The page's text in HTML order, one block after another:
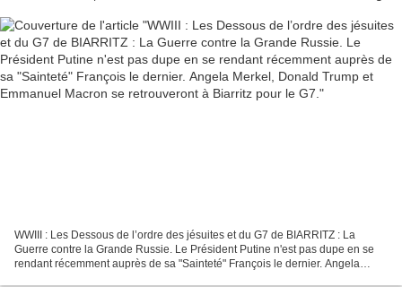
à Biarritz pour le G7.
WWIII : Les Dessous de l’ordre des jésuites et du G7 de BIARRITZ : La
Guerre contre la Grande Russie. Le Président Putine n'est pas dupe en se
rendant récemment auprès de sa "Sainteté" François le dernier. Angela